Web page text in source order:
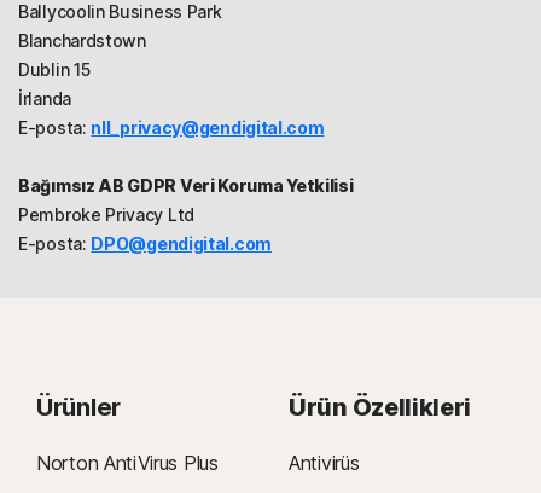
Ballycoolin Business Park
Blanchardstown
Dublin 15
İrlanda
E-posta: nll_privacy@gendigital.com
Bağımsız AB GDPR Veri Koruma Yetkilisi
Pembroke Privacy Ltd
E-posta: DPO@gendigital.com
Ürünler
Norton AntiVirus Plus
Ürün Özellikleri
Antivirüs